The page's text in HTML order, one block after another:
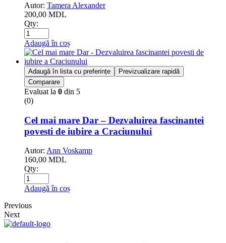
Autor: Tamera Alexander
200,00 MDL
Qty:
Adaugă în coș
Adaugă în lista cu preferințe
Previzualizare rapidă
Comparare
Evaluat la 0 din 5
(0)
Cel mai mare Dar – Dezvaluirea fascinantei
povesti de iubire a Craciunului
Autor: Ann Voskamp
160,00 MDL
Qty:
Adaugă în coș
Previous
Next